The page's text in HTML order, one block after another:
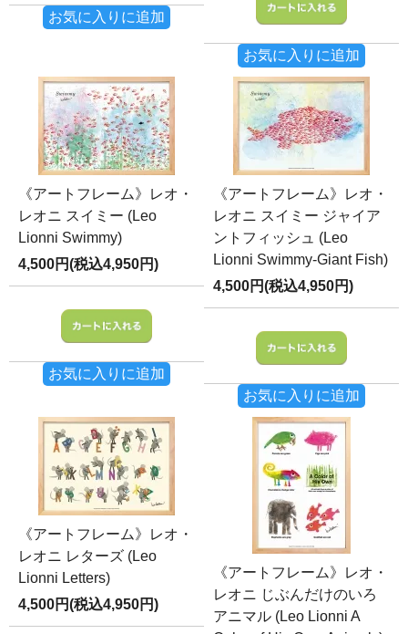
お気に入りに追加
お気に入りに追加
《アートフレーム》レオ・
レオニ スイミー (Leo
Lionni Swimmy)
4,500円(税込4,950円)
お気に入りに追加
《アートフレーム》レオ・
レオニ スイミー ジャイア
ントフィッシュ (Leo
Lionni Swimmy-Giant Fish)
4,500円(税込4,950円)
お気に入りに追加
《アートフレーム》レオ・
レオニ レターズ (Leo
Lionni Letters)
4,500円(税込4,950円)
《アートフレーム》レオ・
レオニ じぶんだけのいろ
アニマル (Leo Lionni A